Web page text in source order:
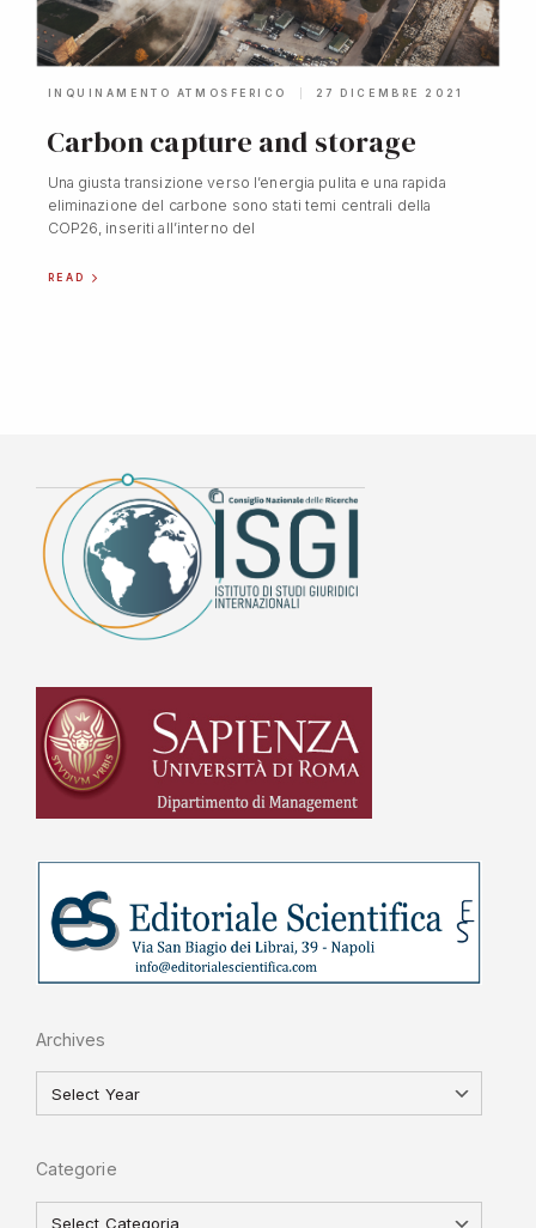
INQUINAMENTO ATMOSFERICO 27 DICEMBRE 2021
Carbon capture and storage
Una giusta transizione verso l’energia pulita e una rapida
eliminazione del carbone sono stati temi centrali della
COP26, inseriti all’interno del
READ
Archives
Categorie